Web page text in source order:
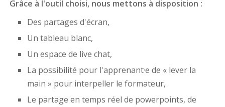
Grâce à l'outil choisi, nous mettons à disposition :
Des partages d'écran,
Un tableau blanc,
Un espace de live chat,
La possibilité pour l'apprenant·e de « lever la
main » pour interpeller le formateur,
Le partage en temps réel de powerpoints, de